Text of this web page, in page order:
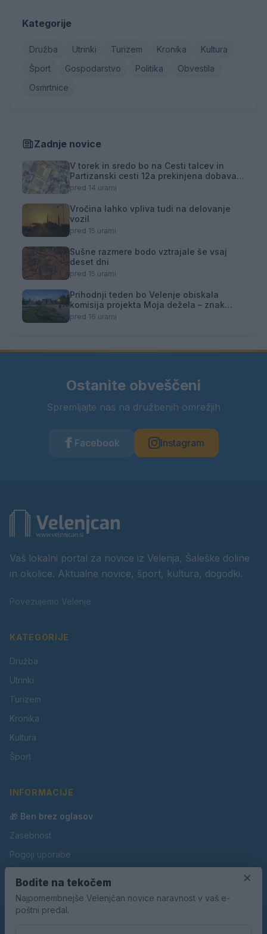
Kategorije
Družba Utrinki Turizem Kronika
Kultura
Šport
Gospodarstvo Politika
Obvestila
Osmrtnice
Zadnje novice
V torek in sredo bo na Cesti talcev in
Partizanski cesti 12a prekinjena dobava
toplotne energije
pred 14 urami
Vročina lahko vpliva tudi na delovanje
vozil
pred 15 urami
Sušne razmere bodo vztrajale še vsaj
deset dni
pred 15 urami
Prihodnji teden bo Velenje obiskala
komisija projekta Moja dežela – znak
gostoljubnosti
pred 16 urami
Ostanite obveščeni
Spremljajte nas na družbenih omrežjih
Facebook Instagram
Vaš lokalni portal za novice iz Velenja, Šaleške doline
in okolice. Aktualne novice, šport, kultura, dogodki.
Povezujemo Velenje.
KATEGORIJE
Družba
Utrinki
Turizem
Kronika
Kultura
Šport
INFORMACIJE
🎁 Beri brez oglasov
Zasebnost
Pogoji uporabe
Oglaševanje
Kontakt
×
Bodite na tekočem
Najpomembnejše Velenjčan novice naravnost v vaš e-
poštni predal.